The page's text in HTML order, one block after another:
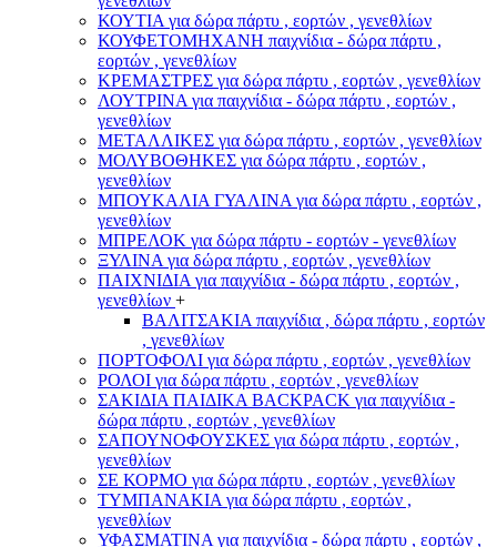
ΚΟΥΤΙΑ για δώρα πάρτυ , εορτών , γενεθλίων
ΚΟΥΦΕΤΟΜΗΧΑΝΗ παιχνίδια - δώρα πάρτυ ,
εορτών , γενεθλίων
ΚΡΕΜΑΣΤΡΕΣ για δώρα πάρτυ , εορτών , γενεθλίων
ΛΟΥΤΡΙΝΑ για παιχνίδια - δώρα πάρτυ , εορτών ,
γενεθλίων
ΜΕΤΑΛΛΙΚΕΣ για δώρα πάρτυ , εορτών , γενεθλίων
ΜΟΛΥΒΟΘΗΚΕΣ για δώρα πάρτυ , εορτών ,
γενεθλίων
ΜΠΟΥΚΑΛΙΑ ΓΥΑΛΙΝΑ για δώρα πάρτυ , εορτών ,
γενεθλίων
ΜΠΡΕΛΟΚ για δώρα πάρτυ - εορτών - γενεθλίων
ΞΥΛΙΝΑ για δώρα πάρτυ , εορτών , γενεθλίων
ΠΑΙΧΝΙΔΙΑ για παιχνίδια - δώρα πάρτυ , εορτών ,
γενεθλίων +
ΒΑΛΙΤΣΑΚΙΑ παιχνίδια , δώρα πάρτυ , εορτών
, γενεθλίων
ΠΟΡΤΟΦΟΛΙ για δώρα πάρτυ , εορτών , γενεθλίων
ΡΟΛΟΙ για δώρα πάρτυ , εορτών , γενεθλίων
ΣΑΚΙΔΙΑ ΠΑΙΔΙΚΑ BACKPACK για παιχνίδια -
δώρα πάρτυ , εορτών , γενεθλίων
ΣΑΠΟΥΝΟΦΟΥΣΚΕΣ για δώρα πάρτυ , εορτών ,
γενεθλίων
ΣΕ ΚΟΡΜΟ για δώρα πάρτυ , εορτών , γενεθλίων
ΤΥΜΠΑΝΑΚΙΑ για δώρα πάρτυ , εορτών ,
γενεθλίων
ΥΦΑΣΜΑΤΙΝΑ για παιχνίδια - δώρα πάρτυ , εορτών ,